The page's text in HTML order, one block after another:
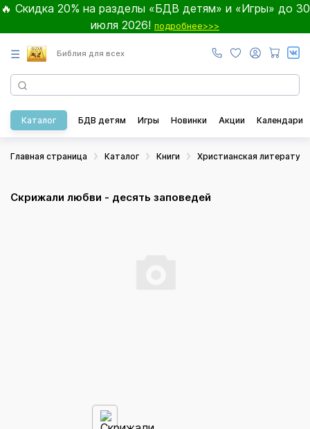
🔥 Скидка 20% на разделы «БДВ детям» и «Игры» до 30
июля 2026! подробнее>>>
☰ Библия для всех
Каталог БДВ детям Игры Новинки Акции Календари
Главная страница Каталог Книги Христианская литература
Скрижали любви - десять заповедей